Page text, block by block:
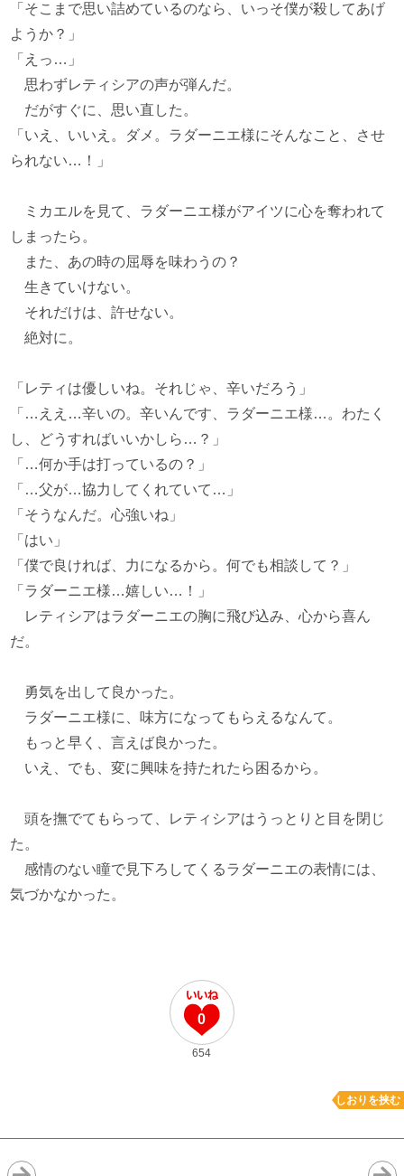
「そこまで思い詰めているのなら、いっそ僕が殺してあげ
ようか？」
「えっ…」
思わずレティシアの声が弾んだ。
だがすぐに、思い直した。
「いえ、いいえ。ダメ。ラダーニエ様にそんなこと、させ
られない…！」
ミカエルを見て、ラダーニエ様がアイツに心を奪われて
しまったら。
また、あの時の屈辱を味わうの？
生きていけない。
それだけは、許せない。
絶対に。
「レティは優しいね。それじゃ、辛いだろう」
「…ええ…辛いの。辛いんです、ラダーニエ様…。わたく
し、どうすればいいかしら…？」
「…何か手は打っているの？」
「…父が…協力してくれていて…」
「そうなんだ。心強いね」
「はい」
「僕で良ければ、力になるから。何でも相談して？」
「ラダーニエ様…嬉しい…！」
レティシアはラダーニエの胸に飛び込み、心から喜ん
だ。
勇気を出して良かった。
ラダーニエ様に、味方になってもらえるなんて。
もっと早く、言えば良かった。
いえ、でも、変に興味を持たれたら困るから。
頭を撫でてもらって、レティシアはうっとりと目を閉じ
た。
感情のない瞳で見下ろしてくるラダーニエの表情には、
気づかなかった。
0
654
しおりを挟む